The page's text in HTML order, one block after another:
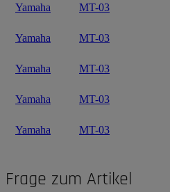
Yamaha MT-03
Yamaha MT-03
Yamaha MT-03
Yamaha MT-03
Yamaha MT-03
Frage zum Artikel